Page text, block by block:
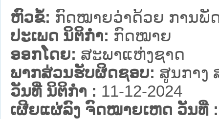
ຫົວຂໍ້: ກົດໝາຍວ່າດ້ວຍ ການພັ
ປະເພດ ນິຕິກໍາ: ກົດໝາຍ
ອອກໂດຍ: ສະພາແຫ່ງຊາດ
ພາກສ່ວນຮັບຜິດຊອບ: ສູນກາງ
ວັນທີ່ ນິຕິກໍາ : 11-12-2024
ເຜີຍແຜ່ລົງ ຈົດໝາຍເຫດ ວັນທີ່ :